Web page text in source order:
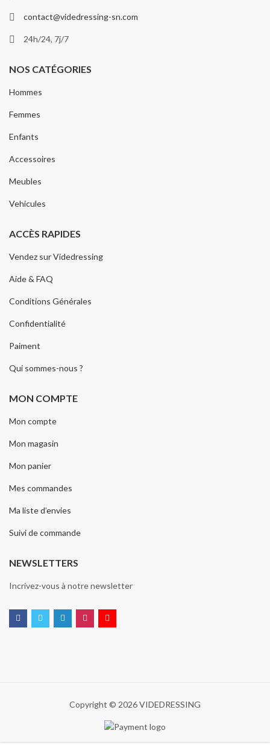
contact@videdressing-sn.com
24h/24, 7j/7
NOS CATÉGORIES
Hommes
Femmes
Enfants
Accessoires
Meubles
Vehicules
ACCÈS RAPIDES
Vendez sur Videdressing
Aide & FAQ
Conditions Générales
Confidentialité
Paiment
Qui sommes-nous ?
MON COMPTE
Mon compte
Mon magasin
Mon panier
Mes commandes
Ma liste d’envies
Suivi de commande
NEWSLETTERS
Incrivez-vous à notre newsletter
Copyright © 2026 VIDEDRESSING